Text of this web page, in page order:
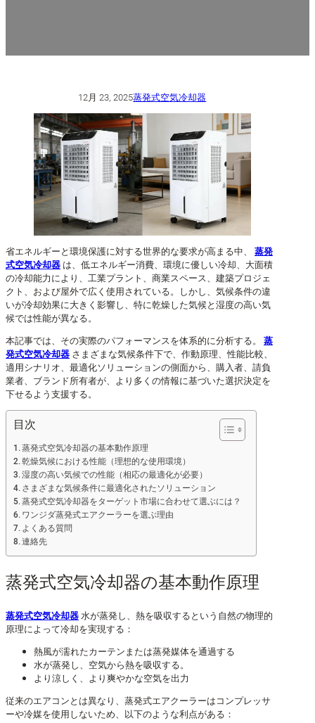
12月 23, 2025蒸発式空気冷却器
省エネルギーと環境保護に対する世界的な要求が高まる中、 蒸発
式空気冷却器 は、低エネルギー消費、環境に優しい冷却、大面積
の冷却能力により、工業プラント、商業スペース、建築プロジェ
クト、および屋外で広く使用されている。しかし、気候条件の違
いが冷却効果に大きく影響し、特に乾燥した気候と湿度の高い気
候では性能が異なる。
本記事では、その実際のパフォーマンスを体系的に分析する。 蒸
発式空気冷却器 さまざまな気候条件下で、作動原理、性能比較、
適用シナリオ、最適化ソリューションの側面から、購入者、請負
業者、ブランド所有者が、より多くの情報に基づいた選択決定を
下せるよう支援する。
目次
蒸発式空気冷却器の基本動作原理
乾燥気候における性能（理想的な使用環境）
湿度の高い気候での性能（相応の最適化が必要）
さまざまな気候条件に最適化されたソリューション
蒸発式空気冷却器をターゲット市場に合わせて選ぶには？
ワンジダ蒸発式エアクーラーを選ぶ理由
よくある質問
連絡先
蒸発式空気冷却器の基本動作原理
蒸発式空気冷却器水が蒸発し、熱を吸収するという自然の物理的
原理によって冷却を実現する：
熱風が濡れたカーテンまたは蒸発媒体を通過する
水が蒸発し、空気から熱を吸収する。
より涼しく、より爽やかな空気を出力
従来のエアコンとは異なり、蒸発式エアクーラーはコンプレッサ
ーや冷媒を使用しないため、以下のような利点がある：